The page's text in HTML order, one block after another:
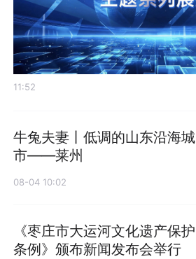
11:52
牛兔夫妻丨低调的山东沿海城
市——莱州
08-04 10:02
《枣庄市大运河文化遗产保护
条例》颁布新闻发布会举行